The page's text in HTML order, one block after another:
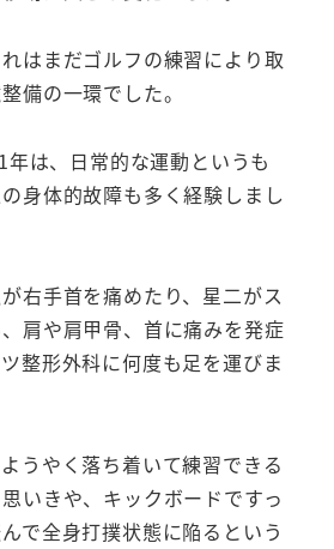
はまだゴルフの練習により取
備の一環でした。
は、日常的な運動というも
身体的故障も多く経験しまし
右手首を痛めたり、星二がス
肩や肩甲骨、首に痛みを発症
整形外科に何度も足を運びま
うやく落ち着いて練習できる
いきや、キックボードですっ
で全身打撲状態に陥るという